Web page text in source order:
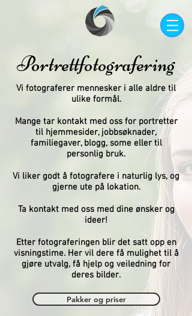
Portrettfotografering
Vi fotograferer mennesker i alle aldre til
ulike formål.
Mange tar kontakt med oss for portretter
til hjemmesider, jobbsøknader,
familiegaver, blogg, some eller til
personlig bruk.
Vi liker godt å fotografere i naturlig lys, og
gjerne ute på lokation.
Ta kontakt med oss med dine ønsker og
ideer!
Etter fotograferingen blir det satt opp en
visningstime. Her vil dere få mulighet til å
gjøre utvalg, få hjelp og veiledning for
deres bilder.
Pakker og priser